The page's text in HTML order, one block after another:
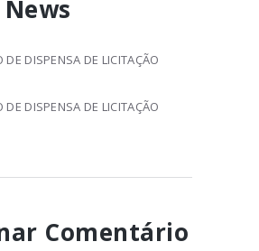
DE DISPENSA DE
January 20, 2025
DE DISPENSA DE
Comentário